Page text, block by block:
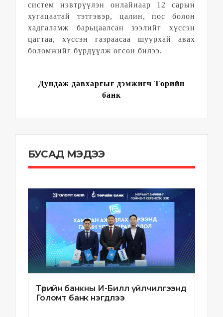
систем нэвтрүүлэн онлайнаар 12 сарын
хугацаатай тэтгэвэр, цалин, пос болон
хадгаламж барьцаалсан зээлийг хүссэн
цагтаа, хүссэн газраасаа шуурхай авах
боломжийг бүрдүүлж өгсөн билээ.
Дундаж давхаргыг дэмжигч Төрийн
банк
БУСАД МЭДЭЭ
Төрийн банкны И-Билл үйлчилгээнд
Голомт банк нэгдлээ